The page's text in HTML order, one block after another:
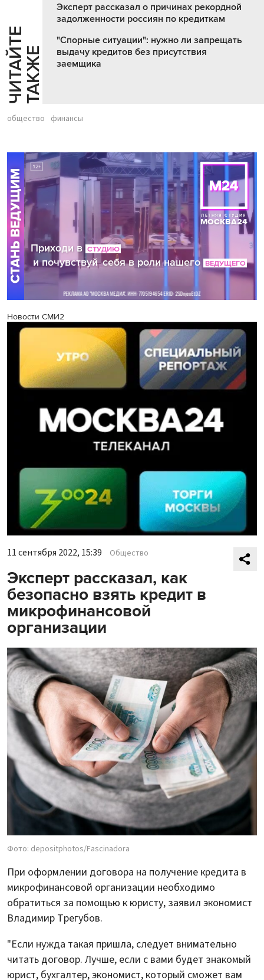
Ч
И
Т
АЙ
Т
Е
Т
А
К
ЖЕ
Эксперт рассказал о причинах рекордной
задолженности россиян по кредиткам
"Спорные ситуации": нужно ли запрещать
выдачу кредитов без присутствия
заемщика
общество финансы
Новости СМИ2
11 сентября 2022, 15:39 Общество
Эксперт рассказал, как
безопасно взять кредит в
микрофинансовой
организации
Фото: depositphotos/Fascinadora
При оформлении договора на получение кредита в
микрофинансовой организации необходимо
обратиться за помощью к юристу, заявил экономист
Владимир Трегубов.
"Если нужда такая пришла, следует внимательно
читать договор. Лучше, если с вами будет знакомый
юрист, бухгалтер, экономист, который сможет вам